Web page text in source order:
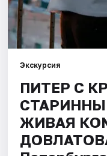
Экскурсия
ПИТЕР С
ЖИВАЯ